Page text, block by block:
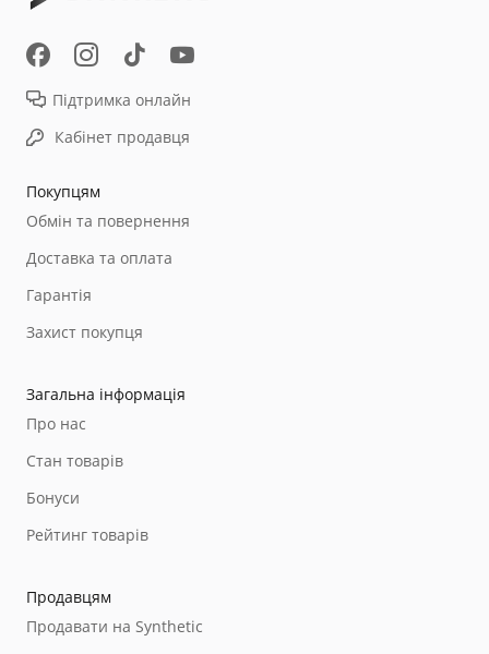
Покупцям
Обмін та повернення
Доставка та оплата
Гарантія
Захист покупця
Загальна інформація
Про нас
Стан товарів
Бонуси
Рейтинг товарів
Продавцям
Продавати на Synthetic
Підтримка онлайн
Кабінет продавця